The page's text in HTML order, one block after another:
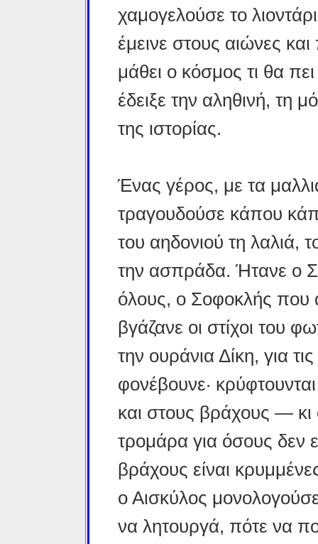
χαμογελούσε το
έμεινε στους αιώνες
μάθει ο κόσμος τι θα
έδειξε την αληθινή, τη
της ιστορίας.
Ένας γέρος, με τα
τραγουδούσε κάπου
του αηδονιού τη λαλιά,
την ασπράδα. Ήτανε ο
όλους, ο Σοφοκλής που
βγάζανε οι στίχοι του
την ουράνια Δίκη, για
φονέβουνε·
και στους βράχους — κι
τρομάρα για όσους δεν
βράχους είναι
ο Αισκύλος
να λητουργά, πότε να